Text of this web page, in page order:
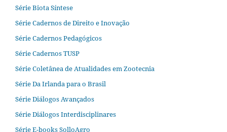
Série Biota Síntese
Série Cadernos de Direito e Inovação
Série Cadernos Pedagógicos
Série Cadernos TUSP
Série Coletânea de Atualidades em Zootecnia
Série Da Irlanda para o Brasil
Série Diálogos Avançados
Série Diálogos Interdisciplinares
Série E-books SolloAgro